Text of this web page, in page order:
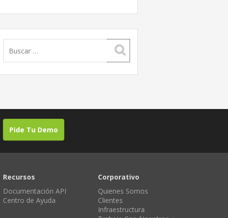
Pide Tu Demo
Recursos
Documentación API
Centro de Ayuda
Corporativo
Quienes Somos
Clientes
Infraestructura